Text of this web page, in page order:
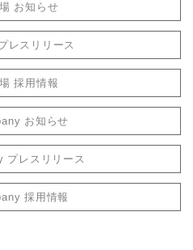
お知らせ
レスリリース
採用情報
お知らせ
プレスリリース
採用情報